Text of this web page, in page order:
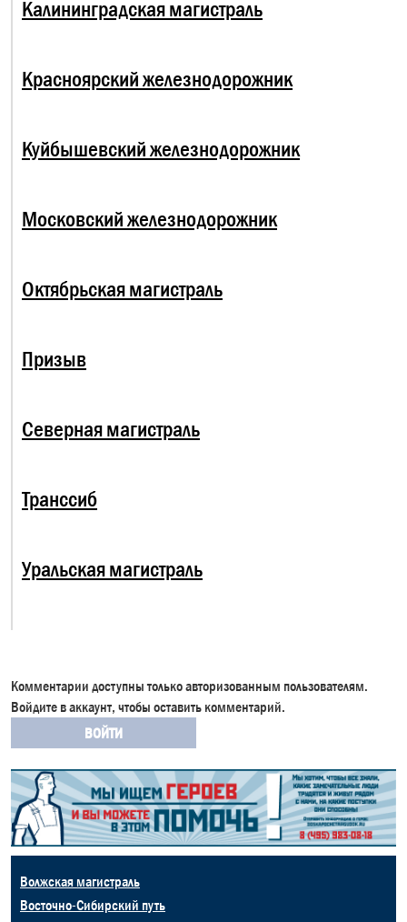
Калининградская магистраль
Красноярский железнодорожник
Куйбышевский железнодорожник
Московский железнодорожник
Октябрьская магистраль
Призыв
Северная магистраль
Транссиб
Уральская магистраль
Комментарии доступны только авторизованным пользователям.
Войдите в аккаунт, чтобы оставить комментарий.
ВОЙТИ
Волжская магистраль
Восточно-Сибирский путь